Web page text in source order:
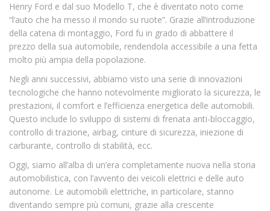
Henry Ford e dal suo Modello T, che è diventato noto come
“l’auto che ha messo il mondo su ruote”. Grazie all’introduzione
della catena di montaggio, Ford fu in grado di abbattere il
prezzo della sua automobile, rendendola accessibile a una fetta
molto più ampia della popolazione.
Negli anni successivi, abbiamo visto una serie di innovazioni
tecnologiche che hanno notevolmente migliorato la sicurezza, le
prestazioni, il comfort e l’efficienza energetica delle automobili.
Questo include lo sviluppo di sistemi di frenata anti-bloccaggio,
controllo di trazione, airbag, cinture di sicurezza, iniezione di
carburante, controllo di stabilità, ecc.
Oggi, siamo all’alba di un’era completamente nuova nella storia
automobilistica, con l’avvento dei veicoli elettrici e delle auto
autonome. Le automobili elettriche, in particolare, stanno
diventando sempre più comuni, grazie alla crescente